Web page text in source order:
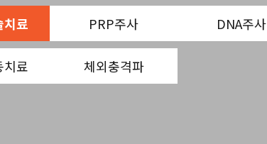
치료 PRP주사 DNA주사
치료 체외충격파